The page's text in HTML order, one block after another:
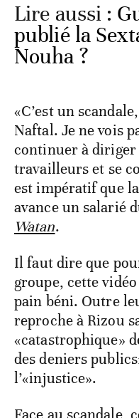
Lire aussi :
publié la
Nouha ?
«C’est un
Naftal. Je ne vois
continuer à diriger
travailleurs et se
est impératif que
avance un salarié
Watan.
Il faut dire que
groupe, cette
pain béni. Outre
reproche à Rizou
«catastrophique»
des deniers
l’«injustice».